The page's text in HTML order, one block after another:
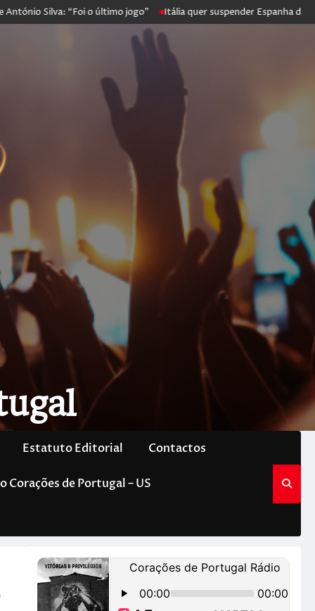
Silva: “Foi o último jogo” Itália quer suspender Espanha de
Estatuto Editorial Contactos
Corações de Portugal – US